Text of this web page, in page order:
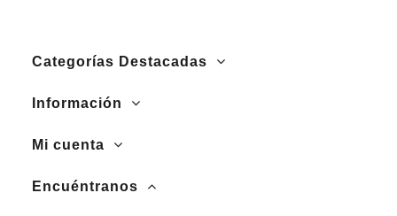
Categorías Destacadas
Información
Mi cuenta
Encuéntranos